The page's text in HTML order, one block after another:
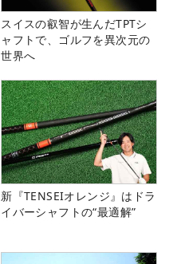
スイスの叡智が生んだTPTシ
ャフトで、ゴルフを異次元の
世界へ
新『TENSEIオレンジ』はドラ
イバーシャフトの“最適解”